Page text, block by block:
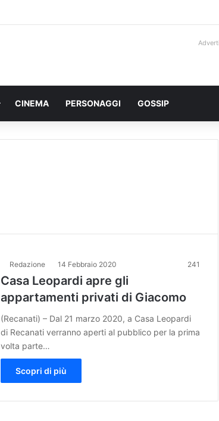
CINEMA PERSONAGGI GOSSIP
Redazione 14 Febbraio 2020 241
Casa Leopardi apre gli
appartamenti privati di Giacomo
(Recanati) – Dal 21 marzo 2020, a Casa Leopardi
di Recanati verranno aperti al pubblico per la prima
volta parte…
Scopri di più